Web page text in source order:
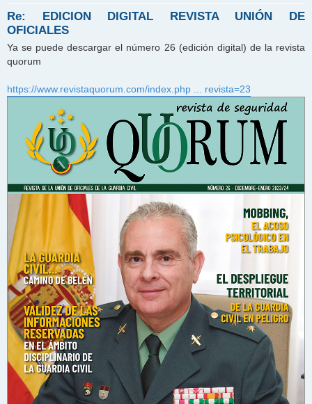
Re: EDICION DIGITAL REVISTA UNIÓN DE
OFICIALES
Ya se puede descargar el número 26 (edición digital) de la revista
quorum
https://www.revistaquorum.com/index.php ... revista=23